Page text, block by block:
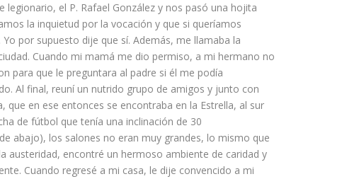
el P. Rafael González y nos pasó una hojita
la inquietud por la vocación y que si queríamos
por supuesto dije que sí. Además, me llamaba la
Cuando mi mamá me dio permiso, a mi hermano no
para que le preguntara al padre si él me podía
Al final, reuní un nutrido grupo de amigos y junto con
en ese entonces se encontraba en la Estrella, al sur
de fútbol que tenía una inclinación de 30
abajo), los salones no eran muy grandes, lo mismo que
austeridad, encontré un hermoso ambiente de caridad y
Cuando regresé a mi casa, le dije convencido a mi